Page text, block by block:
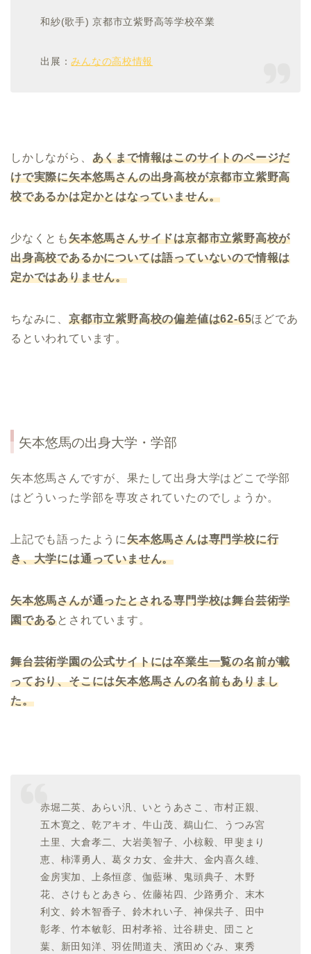
和紗(歌手) 京都市立紫野高等学校卒業
出展：みんなの高校情報
しかしながら、 あくまで情報はこのサイトのページだ
けで実際に矢本悠馬さんの出身高校が京都市立紫野高
校であるかは定かとはなっていません。
少なくとも矢本悠馬さんサイドは京都市立紫野高校が
出身高校であるかについては語っていないので情報は
定かではありません。
ちなみに、 京都市立紫野高校の偏差値は62-65ほどであ
るといわれています。
矢本悠馬の出身大学・学部
矢本悠馬さんですが、果たして出身大学はどこで学部
はどういった学部を専攻されていたのでしょうか。
上記でも語ったように矢本悠馬さんは専門学校に行
き、大学には通っていません。
矢本悠馬さんが通ったとされる専門学校は舞台芸術学
園であるとされています。
舞台芸術学園の公式サイトには卒業生一覧の名前が載
っており、そこには矢本悠馬さんの名前もありまし
た。
赤堀二英、あらい汎、いとうあさこ、市村正親、
五木寛之、乾アキオ、牛山茂、鵜山仁、うつみ宮
土里、大倉孝二、大岩美智子、小椋毅、甲斐まり
恵、柿澤勇人、葛タカ女、金井大、金内喜久雄、
金房実加、上条恒彦、伽藍琳、鬼頭典子、木野
花、さけもとあきら、佐藤祐四、少路勇介、末木
利文、鈴木智香子、鈴木れい子、神保共子、田中
彰孝、竹本敏彰、田村孝裕、辻谷耕史、団こと
葉、新田知洋、羽佐間道夫、濱田めぐみ、東秀